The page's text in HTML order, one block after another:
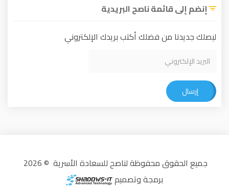
إنضم إلى قائمة ناصح البريدية
ليصلك جديدنا من فضلك أكتب بريدك الإلكتروني
إرسال
برمجة وتصميم